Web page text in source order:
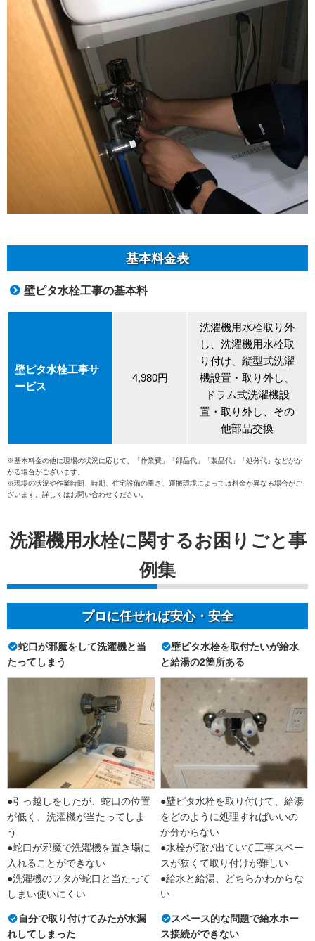
基本料金表
壁ピタ水栓工事の基本料
壁ピタ水栓工事サ
ービス
4,980円
洗濯機用水栓取り外
し、洗濯機用水栓取
り付け、縦型式洗濯
機設置・取り外し、
ドラム式洗濯機設
置・取り外し、その
他部品交換
※基本料金の他に現場の状況に応じて、「作業費」「部品代」「製品代」「処分代」などがか
かる場合がございます。
※現場の状況や作業時間、時期、住宅設備の重さ、運搬環境によっては料金が異なる場合がご
ざいます。詳しくはお問い合わせください。
洗濯機用水栓に関するお困りごと事
例集
プロに任せれば安心・安全
蛇口が邪魔をして洗濯機と当
たってしまう
●引っ越しをしたが、蛇口の位置
が低く、洗濯機が当たってしま
う
●蛇口が邪魔で洗濯機を置き場に
入れることができない
●洗濯機のフタが蛇口と当たって
しまい使いにくい
壁ピタ水栓を取付たいが給水
と給湯の2箇所ある
●壁ピタ水栓を取り付けて、給湯
をどのように処理すればいいの
か分からない
●水栓が飛び出ていて工事スペー
スが狭くて取り付けが難しい
●給水と給湯、どちらかわからな
い
自分で取り付けてみたが水漏
れしてしまった
スペース的な問題で給水ホー
ス接続ができない